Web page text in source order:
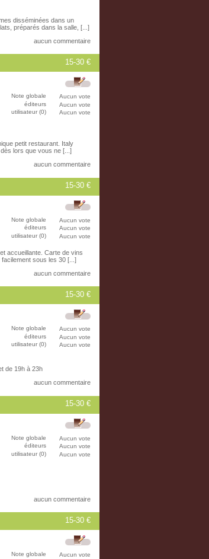
disséminées dans un
préparés dans la salle, [...]
aucun commentaire
15-30 €
Note globale
Aucun vote
éditeurs
Aucun vote
utilisateur (0)
Aucun vote
petit restaurant. Italy
lors que vous ne [...]
aucun commentaire
15-30 €
Note globale
Aucun vote
éditeurs
Aucun vote
utilisateur (0)
Aucun vote
accueillante. Carte de vins
sous les 30 [...]
aucun commentaire
15-30 €
Note globale
Aucun vote
éditeurs
Aucun vote
utilisateur (0)
Aucun vote
de 19h à 23h
aucun commentaire
15-30 €
Note globale
Aucun vote
éditeurs
Aucun vote
utilisateur (0)
Aucun vote
aucun commentaire
15-30 €
Note globale Aucun vote